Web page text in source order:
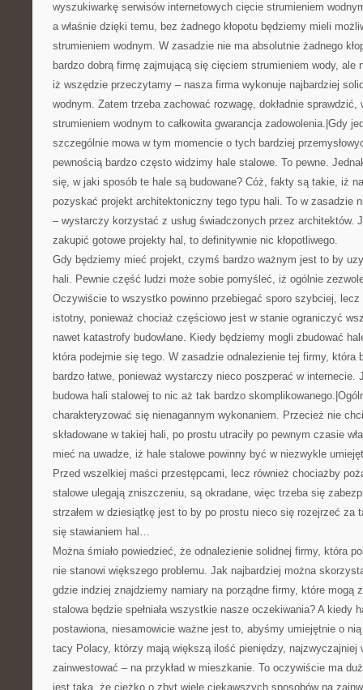
wyszukiwarkę serwisów internetowych cięcie strumieniem
a właśnie dzięki temu, bez żadnego kłopotu będziemy mieli
strumieniem wodnym. W zasadzie nie ma absolutnie żadnego
bardzo dobrą firmę zajmującą się cięciem strumieniem wody, ale
iż wszędzie przeczytamy – nasza firma wykonuje najbardziej
wodnym. Zatem trzeba zachować rozwagę, dokładnie
strumieniem wodnym to całkowita gwarancja zadowolenia.|Gdy
szczególnie mowa w tym momencie o tych bardziej
pewnością bardzo często widzimy hale stalowe. To pewne.
się, w jaki sposób te hale są budowane? Cóż, fakty są takie, iż
pozyskać projekt architektoniczny tego typu hali. To w zasadzie
– wystarczy korzystać z usług świadczonych przez architektów.
zakupić gotowe projekty hal, to definitywnie nic kłopotliwego.
Gdy będziemy mieć projekt, czymś bardzo ważnym jest to by
hali. Pewnie część ludzi może sobie pomyśleć, iż ogólnie
Oczywiście to wszystko powinno przebiegać sporo szybciej, lecz
istotny, ponieważ chociaż częściowo jest w stanie ograniczyć
nawet katastrofy budowlane. Kiedy będziemy mogli zbudować
która podejmie się tego. W zasadzie odnalezienie tej firmy, która
bardzo łatwe, ponieważ wystarczy nieco poszperać w
budowa hali stalowej to nic aż tak bardzo
charakteryzować się nienagannym wykonaniem. Przecież nie
składowane w takiej hali, po prostu utraciły po pewnym czasie
mieć na uwadze, iż hale stalowe powinny być w niezwykle
Przed wszelkiej maści przestępcami, lecz również chociażby
stalowe ulegają zniszczeniu, są okradane, więc trzeba się
strzałem w dziesiątkę jest to by po prostu nieco się rozejrzeć za
się stawianiem hal…
Można śmiało powiedzieć, że odnalezienie solidnej firmy, która
nie stanowi większego problemu. Jak najbardziej można
gdzie indziej znajdziemy namiary na porządne firmy, które mogą
stalowa będzie spełniała wszystkie nasze oczekiwania? A kiedy
postawiona, niesamowicie ważne jest to, abyśmy umiejętnie o
tacy Polacy, którzy mają większą ilość pieniędzy, najzwyczajniej
zainwestować – na przykład w mieszkanie. To oczywiście ma
jest taka, że ciężko o zbyt wiele ciekawszych sposobów na